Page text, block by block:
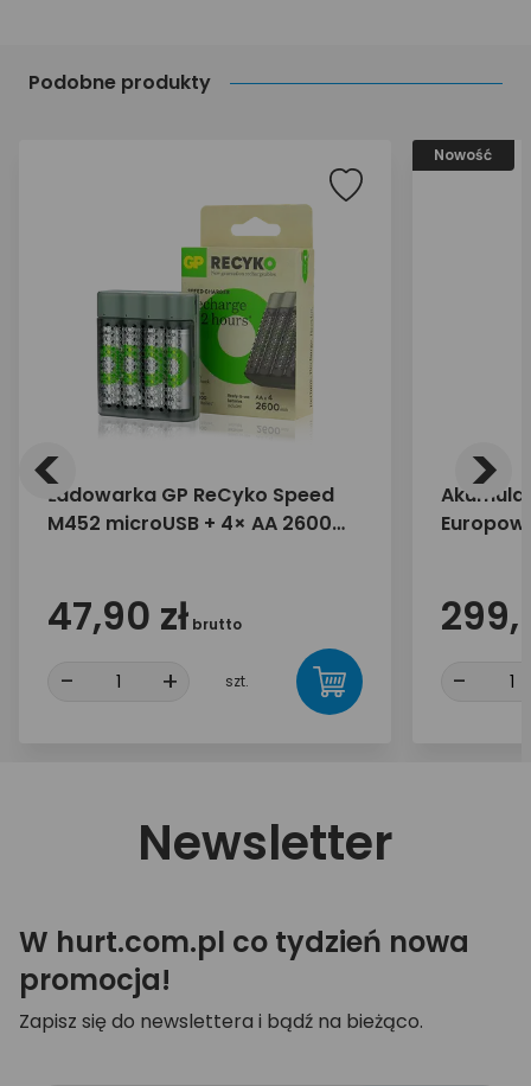
Podobne produkty
Ładowarka GP ReCyko Speed
M452 microUSB + 4× AA 2600
47,90 zł brutto
- + szt.
Nowość
-
< >
Newsletter
W hurt.com.pl co tydzień nowa
promocja!
Zapisz się do newslettera i bądź na bieżąco.